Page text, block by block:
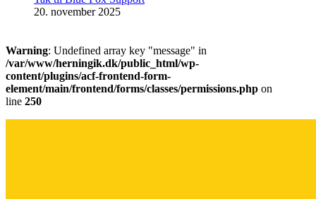
20. november 2025
Warning: Undefined array key "message" in
/var/www/herningik.dk/public_html/wp-
content/plugins/acf-frontend-form-
element/main/frontend/forms/classes/permissions.php on
line 250